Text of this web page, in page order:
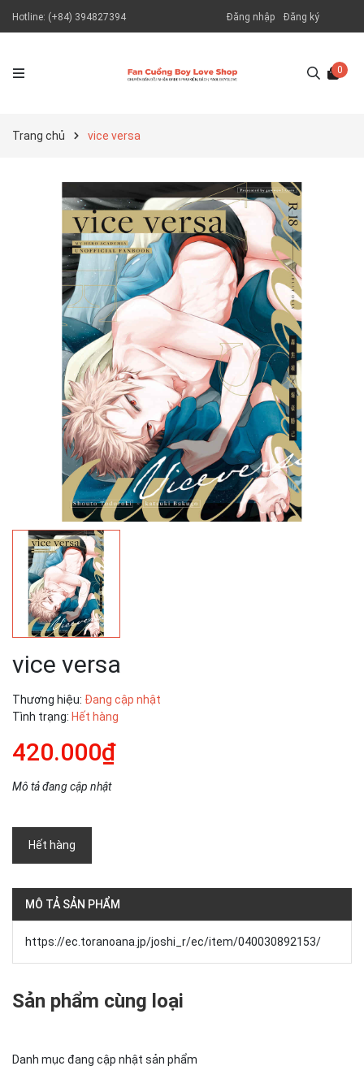
Hotline: (+84) 394827394 Đăng nhập Đăng ký
0
Trang chủ vice versa
vice versa
Thương hiệu: Đang cập nhật
Tình trạng: Hết hàng
420.000₫
Mô tả đang cập nhật
Hết hàng
MÔ TẢ SẢN PHẨM
https://ec.toranoana.jp/joshi_r/ec/item/040030892153/
Sản phẩm cùng loại
Danh mục đang cập nhật sản phẩm